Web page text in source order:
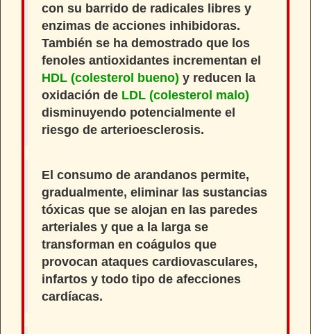
con su barrido de radicales libres y
enzimas de acciones inhibidoras.
También se ha demostrado que los
fenoles antioxidantes incrementan el
HDL (colesterol bueno) y reducen la
oxidación de LDL (colesterol malo)
disminuyendo potencialmente el
riesgo de arterioesclerosis.
El consumo de arandanos permite,
gradualmente, eliminar las sustancias
tóxicas que se alojan en las paredes
arteriales y que a la larga se
transforman en coágulos que
provocan ataques cardiovasculares,
infartos y todo tipo de afecciones
cardíacas.